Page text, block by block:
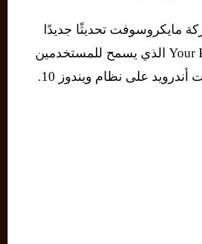
مايكروسوفت تحديثًا جديدًا
لتطبيقها Your Phone الذي يسمح للمستخدمين
على نظام ويندوز 10.